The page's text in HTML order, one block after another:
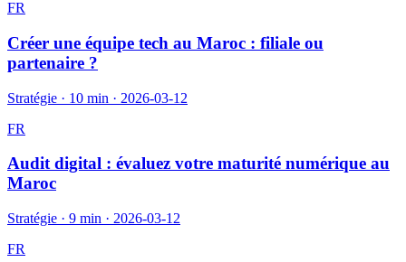
FR
Créer une équipe tech au Maroc : filiale ou
partenaire ?
Stratégie · 10 min · 2026-03-12
FR
Audit digital : évaluez votre maturité numérique au
Maroc
Stratégie · 9 min · 2026-03-12
FR